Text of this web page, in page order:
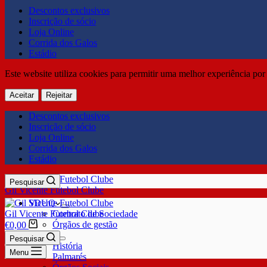
Descontos exclusivos
Inscrição de sócio
Loja Online
Corrida dos Galos
Estádio
Este website utiliza cookies para permitir uma melhor experiência
Aceitar Rejeitar
Descontos exclusivos
Inscrição de sócio
Loja Online
Corrida dos Galos
Estádio
Gil Vicente Futebol Clube
Pesquisar
SDUQ
Contrato de Sociedade
Órgãos de gestão
Clube
História
Palmarés
Gil Vicente Futebol Clube
€0,00
Pesquisar
Menu